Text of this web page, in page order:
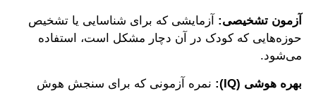
آزمون تشخیصی: آزمایشی که برای شناسایی یا تشخیص
حوزه‌هایی که کودک در آن دچار مشکل است، استفاده
می‌شود.
بهره هوشی (IQ):
نمره آزمونی که برای سنجش هوش